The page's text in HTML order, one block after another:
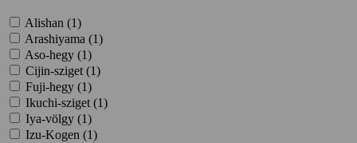
Alishan (1)
Arashiyama (1)
Aso-hegy (1)
Cijin-sziget (1)
Fuji-hegy (1)
Ikuchi-sziget (1)
Iya-völgy (1)
Izu-Kogen (1)